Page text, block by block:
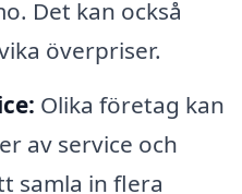
Det kan också
överpriser.
Olika företag kan
av service och
samla in flera